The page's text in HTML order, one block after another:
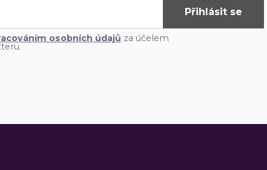
Přihlásit se
osobních údajů za účelem